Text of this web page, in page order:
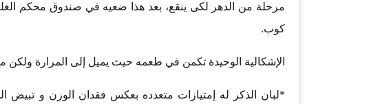
مرحلة من الدهر لكى ينقع، بعد هذا ضعيه في صندوق محكم
كوب.
الإشكالية الوحيدة تكمن في طعمه حيث يميل إلى المرارة ولكن
*لبان الذكر له إمتيازات متعدده بعكس فقدان الوزن و تبيض